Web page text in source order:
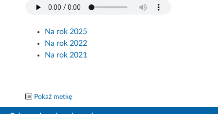
Na rok 2025
Na rok 2022
Na rok 2021
Pokaż metkę